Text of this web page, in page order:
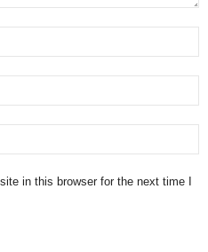
in this browser for the next time I